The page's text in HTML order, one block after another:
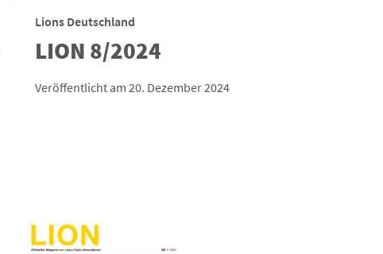
Lions Deutschland
LION 8/2024
Veröffentlicht am 20. Dezember 2024